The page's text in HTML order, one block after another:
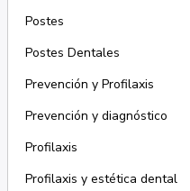
Postes
Postes Dentales
Prevención y Profilaxis
Prevención y diagnóstico
Profilaxis
Profilaxis y estética dental